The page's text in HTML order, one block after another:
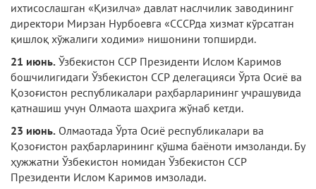
ихтисослашган «Қизилча» давлат наслчилик заводининг
директори Мирзан Нурбоевга «СССРда хизмат кўрсатган
қишлоқ хўжалиги ходими» нишонини топширди.
21 июнь. Ўзбекистон ССР Президенти Ис­лом Каримов
бошчилигидаги Ўзбекистон ССР делегацияси Ўрта Осиё ва
Қозоғистон республикалари раҳбарларининг учрашувида
қатнашиш учун Олмаота шаҳрига жўнаб кетди.
23 июнь. Олмаотада Ўрта Осиё республикалари ва
Қозоғистон раҳбарларининг қўшма баёноти имзоланди. Бу
ҳужжатни Ўзбекистон номидан Ўзбекистон ССР
Президенти Ислом Каримов имзолади.